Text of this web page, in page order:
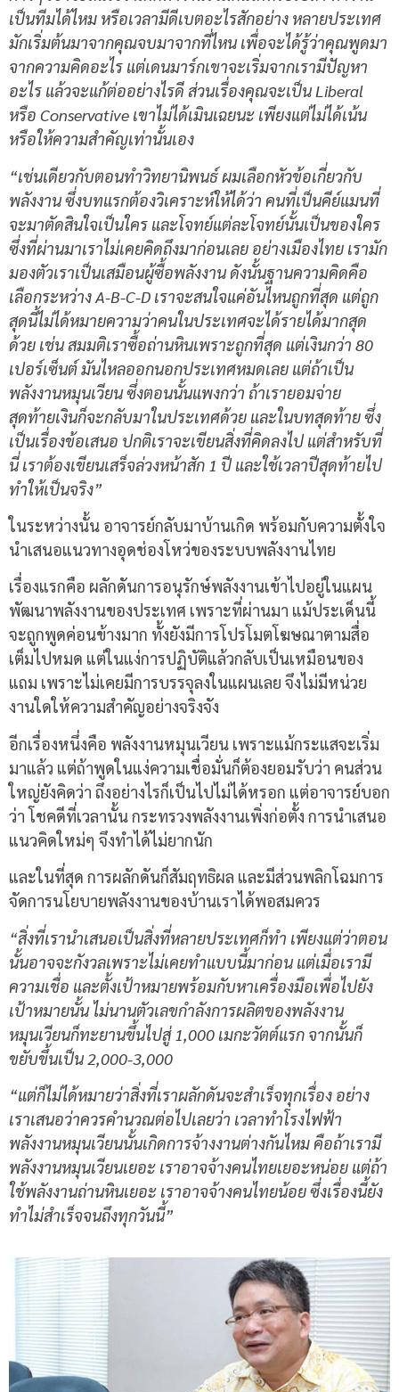
เป็นทีมได้ไหม หรือเวลามีดีเบตอะไรสักอย่าง หลายประเทศ
มักเริ่มต้นมาจากคุณจบมาจากที่ไหน เพื่อจะได้รู้ว่าคุณพูดมา
จากความคิดอะไร แต่เดนมาร์กเขาจะเริ่มจากเรามีปัญหา
อะไร แล้วจะแก้ต่ออย่างไรดี ส่วนเรื่องคุณจะเป็น Liberal
หรือ Conservative เขาไม่ได้เมินเฉยนะ เพียงแต่ไม่ได้เน้น
หรือให้ความสำคัญเท่านั้นเอง
“เช่นเดียวกับตอนทำวิทยานิพนธ์ ผมเลือกหัวข้อเกี่ยวกับ
พลังงาน ซึ่งบทแรกต้องวิเคราะห์ให้ได้ว่า คนที่เป็นคีย์แมนที่
จะมาตัดสินใจเป็นใคร และโจทย์แต่ละโจทย์นั้นเป็นของใคร
ซึ่งที่ผ่านมาเราไม่เคยคิดถึงมาก่อนเลย อย่างเมืองไทย เรามัก
มองตัวเราเป็นเสมือนผู้ซื้อพลังงาน ดังนั้นฐานความคิดคือ
เลือกระหว่าง A-B-C-D เราจะสนใจแค่อันไหนถูกที่สุด แต่ถูก
สุดนี้ไม่ได้หมายความว่าคนในประเทศจะได้รายได้มากสุด
ด้วย เช่น สมมติเราซื้อถ่านหินเพราะถูกที่สุด แต่เงินกว่า 80
เปอร์เซ็นต์ มันไหลออกนอกประเทศหมดเลย แต่ถ้าเป็น
พลังงานหมุนเวียน ซึ่งตอนนั้นแพงกว่า ถ้าเรายอมจ่าย
สุดท้ายเงินก็จะกลับมาในประเทศด้วย และในบทสุดท้าย ซึ่ง
เป็นเรื่องข้อเสนอ ปกติเราจะเขียนสิ่งที่คิดลงไป แต่สำหรับที่
นี่ เราต้องเขียนเสร็จล่วงหน้าสัก 1 ปี และใช้เวลาปีสุดท้ายไป
ทำให้เป็นจริง”
ในระหว่างนั้น อาจารย์กลับมาบ้านเกิด พร้อมกับความตั้งใจ
นำเสนอแนวทางอุดช่องโหว่ของระบบพลังงานไทย
เรื่องแรกคือ ผลักดันการอนุรักษ์พลังงานเข้าไปอยู่ในแผน
พัฒนาพลังงานของประเทศ เพราะที่ผ่านมา แม้ประเด็นนี้
จะถูกพูดค่อนข้างมาก ทั้งยังมีการโปรโมตโฆษณาตามสื่อ
เต็มไปหมด แต่ในแง่การปฏิบัติแล้วกลับเป็นเหมือนของ
แถม เพราะไม่เคยมีการบรรจุลงในแผนเลย จึงไม่มีหน่วย
งานใดให้ความสำคัญอย่างจริงจัง
อีกเรื่องหนึ่งคือ พลังงานหมุนเวียน เพราะแม้กระแสจะเริ่ม
มาแล้ว แต่ถ้าพูดในแง่ความเชื่อมั่นก็ต้องยอมรับว่า คนส่วน
ใหญ่ยังคิดว่า ถึงอย่างไรก็เป็นไปไม่ได้หรอก แต่อาจารย์บอก
ว่า โชคดีที่เวลานั้น กระทรวงพลังงานเพิ่งก่อตั้ง การนำเสนอ
แนวคิดใหม่ๆ จึงทำได้ไม่ยากนัก
และในที่สุด การผลักดันก็สัมฤทธิผล และมีส่วนพลิกโฉมการ
จัดการนโยบายพลังงานของบ้านเราได้พอสมควร
“สิ่งที่เรานำเสนอเป็นสิ่งที่หลายประเทศก็ทำ เพียงแต่ว่าตอน
นั้นอาจจะกังวลเพราะไม่เคยทำแบบนี้มาก่อน แต่เมื่อเรามี
ความเชื่อ และตั้งเป้าหมายพร้อมกับหาเครื่องมือเพื่อไปยัง
เป้าหมายนั้น ไม่นานตัวเลขกำลังการผลิตของพลังงาน
หมุนเวียนก็ทะยานขึ้นไปสู่ 1,000 เมกะวัตต์แรก จากนั้นก็
ขยับขึ้นเป็น 2,000-3,000
“แต่ก็ไม่ได้หมายว่าสิ่งที่เราผลักดันจะสำเร็จทุกเรื่อง อย่าง
เราเสนอว่าควรคำนวณต่อไปเลยว่า เวลาทำโรงไฟฟ้า
พลังงานหมุนเวียนนั้นเกิดการจ้างงานต่างกันไหม คือถ้าเรามี
พลังงานหมุนเวียนเยอะ เราอาจจ้างคนไทยเยอะหน่อย แต่ถ้า
ใช้พลังงานถ่านหินเยอะ เราอาจจ้างคนไทยน้อย ซึ่งเรื่องนี้ยัง
ทำไม่สำเร็จจนถึงทุกวันนี้”